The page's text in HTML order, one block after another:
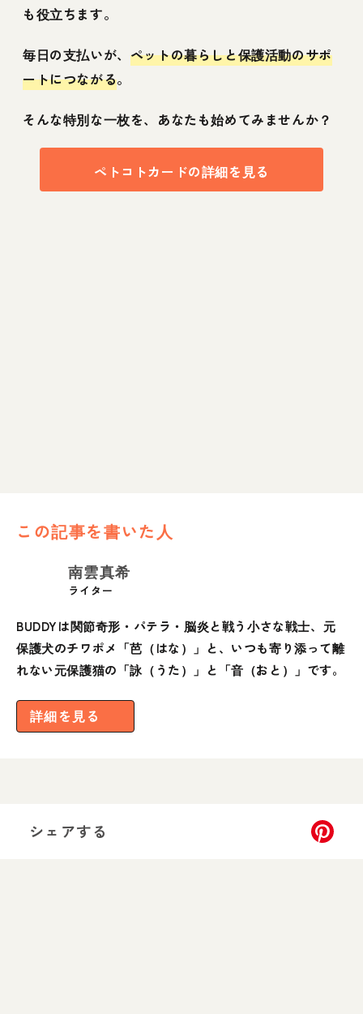
も役立ちます。
毎日の支払いが、 ペットの暮らしと保護活動のサポ
ートにつながる。
そんな特別な一枚を、あなたも始めてみませんか？
ペトコトカードの詳細を見る
この記事を書いた人
南雲真希
ライター
BUDDYは関節奇形・パテラ・脳炎と戦う小さな戦士、元
保護犬のチワポメ「芭（はな）」と、いつも寄り添って離
れない元保護猫の「詠（うた）」と「音（おと）」です。
詳細を見る
シェアする